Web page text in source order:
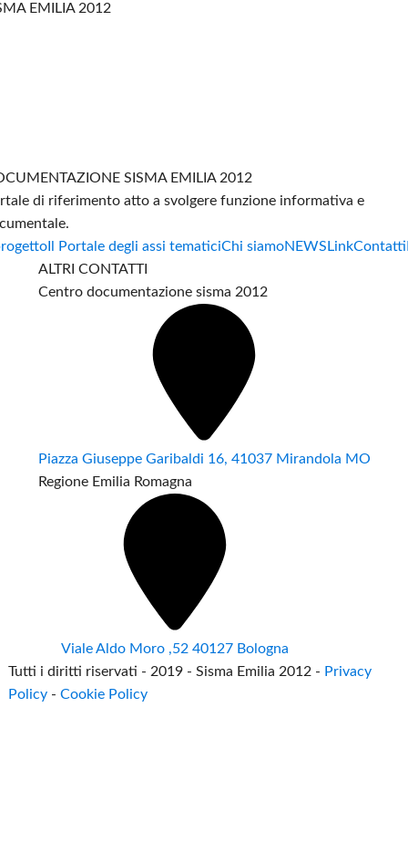
EMILIA 2012
SISMA EMILIA 2012
di riferimento atto a svolgere funzione informativa e
Il Portale degli assi tematiciChi siamoNEWS LinkContatti
ALTRI CONTATTI
Centro documentazione sisma 2012
Piazza Giuseppe Garibaldi 16, 41037 Mirandola MO
Regione Emilia Romagna
Viale Aldo Moro ,52 40127 Bologna
Tutti i diritti riservati - 2019 - Sisma Emilia 2012 - Privacy
Policy -Cookie Policy